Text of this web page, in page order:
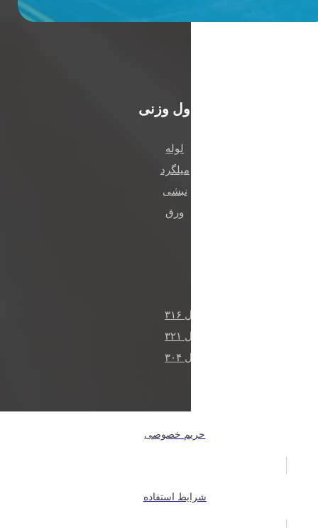
جداول وزنی
لوله
میلگرد
نبشی
ورق
لوله‌های استنلس استیل ۳۱۶
لوله‌های استنلس استیل ۳۲۱
لوله‌های استنلس استیل ۳۰۴
حریم خصوصی
شرایط استفاده